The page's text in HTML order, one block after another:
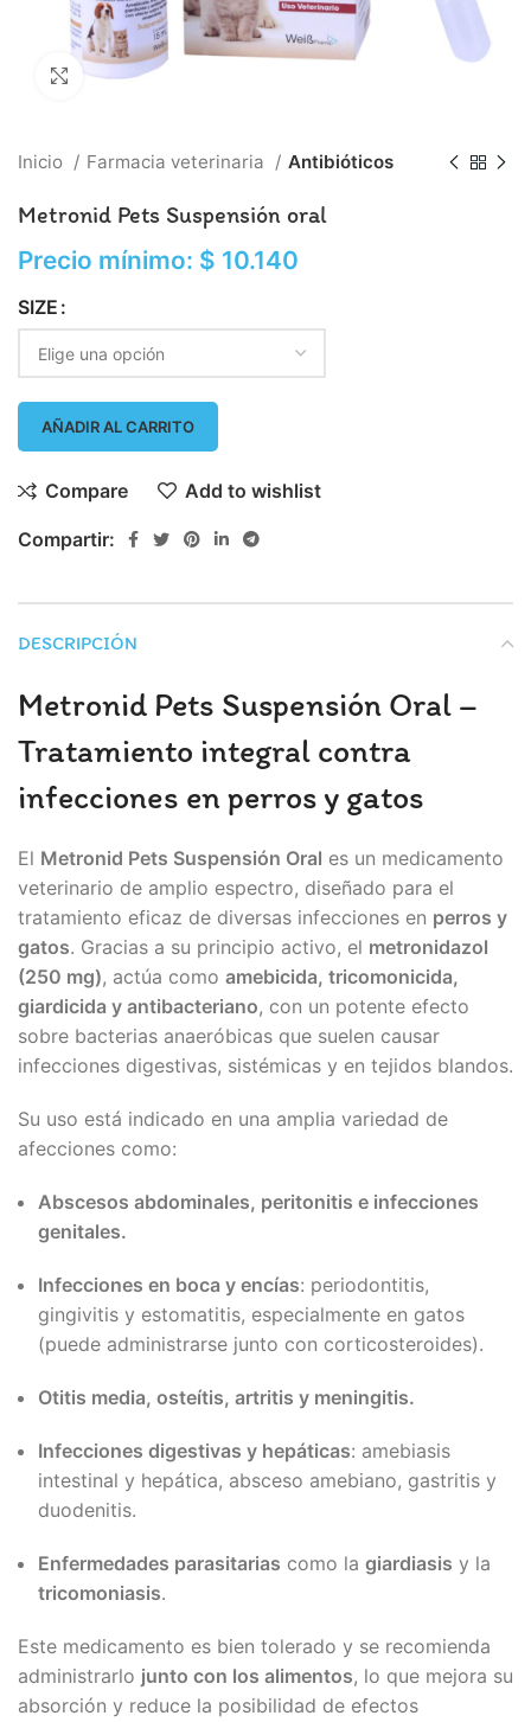
Click to enlarge
Inicio Farmacia veterinaria Antibióticos
Metronid Pets Suspensión oral
Precio mínimo: $ 10.140
SIZE
AÑADIR AL CARRITO
Compare Add to wishlist
Compartir:
DESCRIPCIÓN
Metronid Pets Suspensión Oral –
Tratamiento integral contra
infecciones en perros y gatos
El Metronid Pets Suspensión Oral es un medicamento
veterinario de amplio espectro, diseñado para el
tratamiento eficaz de diversas infecciones en perros y
gatos. Gracias a su principio activo, el metronidazol
(250 mg), actúa como amebicida, tricomonicida,
giardicida y antibacteriano, con un potente efecto
sobre bacterias anaeróbicas que suelen causar
infecciones digestivas, sistémicas y en tejidos blandos.
Su uso está indicado en una amplia variedad de
afecciones como:
Abscesos abdominales, peritonitis e infecciones
genitales.
Infecciones en boca y encías: periodontitis,
gingivitis y estomatitis, especialmente en gatos
(puede administrarse junto con corticosteroides).
Otitis media, osteítis, artritis y meningitis.
Infecciones digestivas y hepáticas: amebiasis
intestinal y hepática, absceso amebiano, gastritis y
duodenitis.
Enfermedades parasitarias como la giardiasis y la
tricomoniasis.
Este medicamento es bien tolerado y se recomienda
administrarlo junto con los alimentos, lo que mejora su
absorción y reduce la posibilidad de efectos